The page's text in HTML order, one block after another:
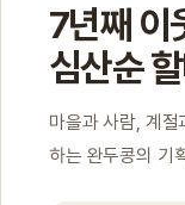
7년째 이
심산순
마을과 사람, 계
하는 완두콩의 기